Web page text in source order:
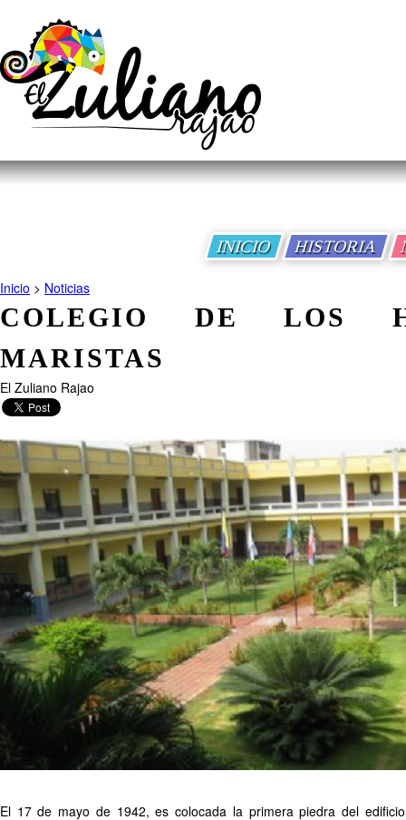
INICIO HISTORIA
Inicio > Noticias
COLEGIO DE LOS
MARISTAS
El Zuliano Rajao
El 17 de mayo de 1942, es colocada la primera piedra del